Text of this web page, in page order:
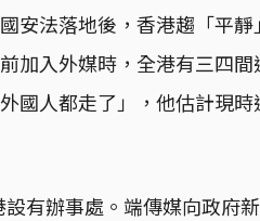
安法落地後，香港趨「平靜
加入外媒時，全港有三四
國人都走了」，他估計現
有辦事處。端傳媒向政府